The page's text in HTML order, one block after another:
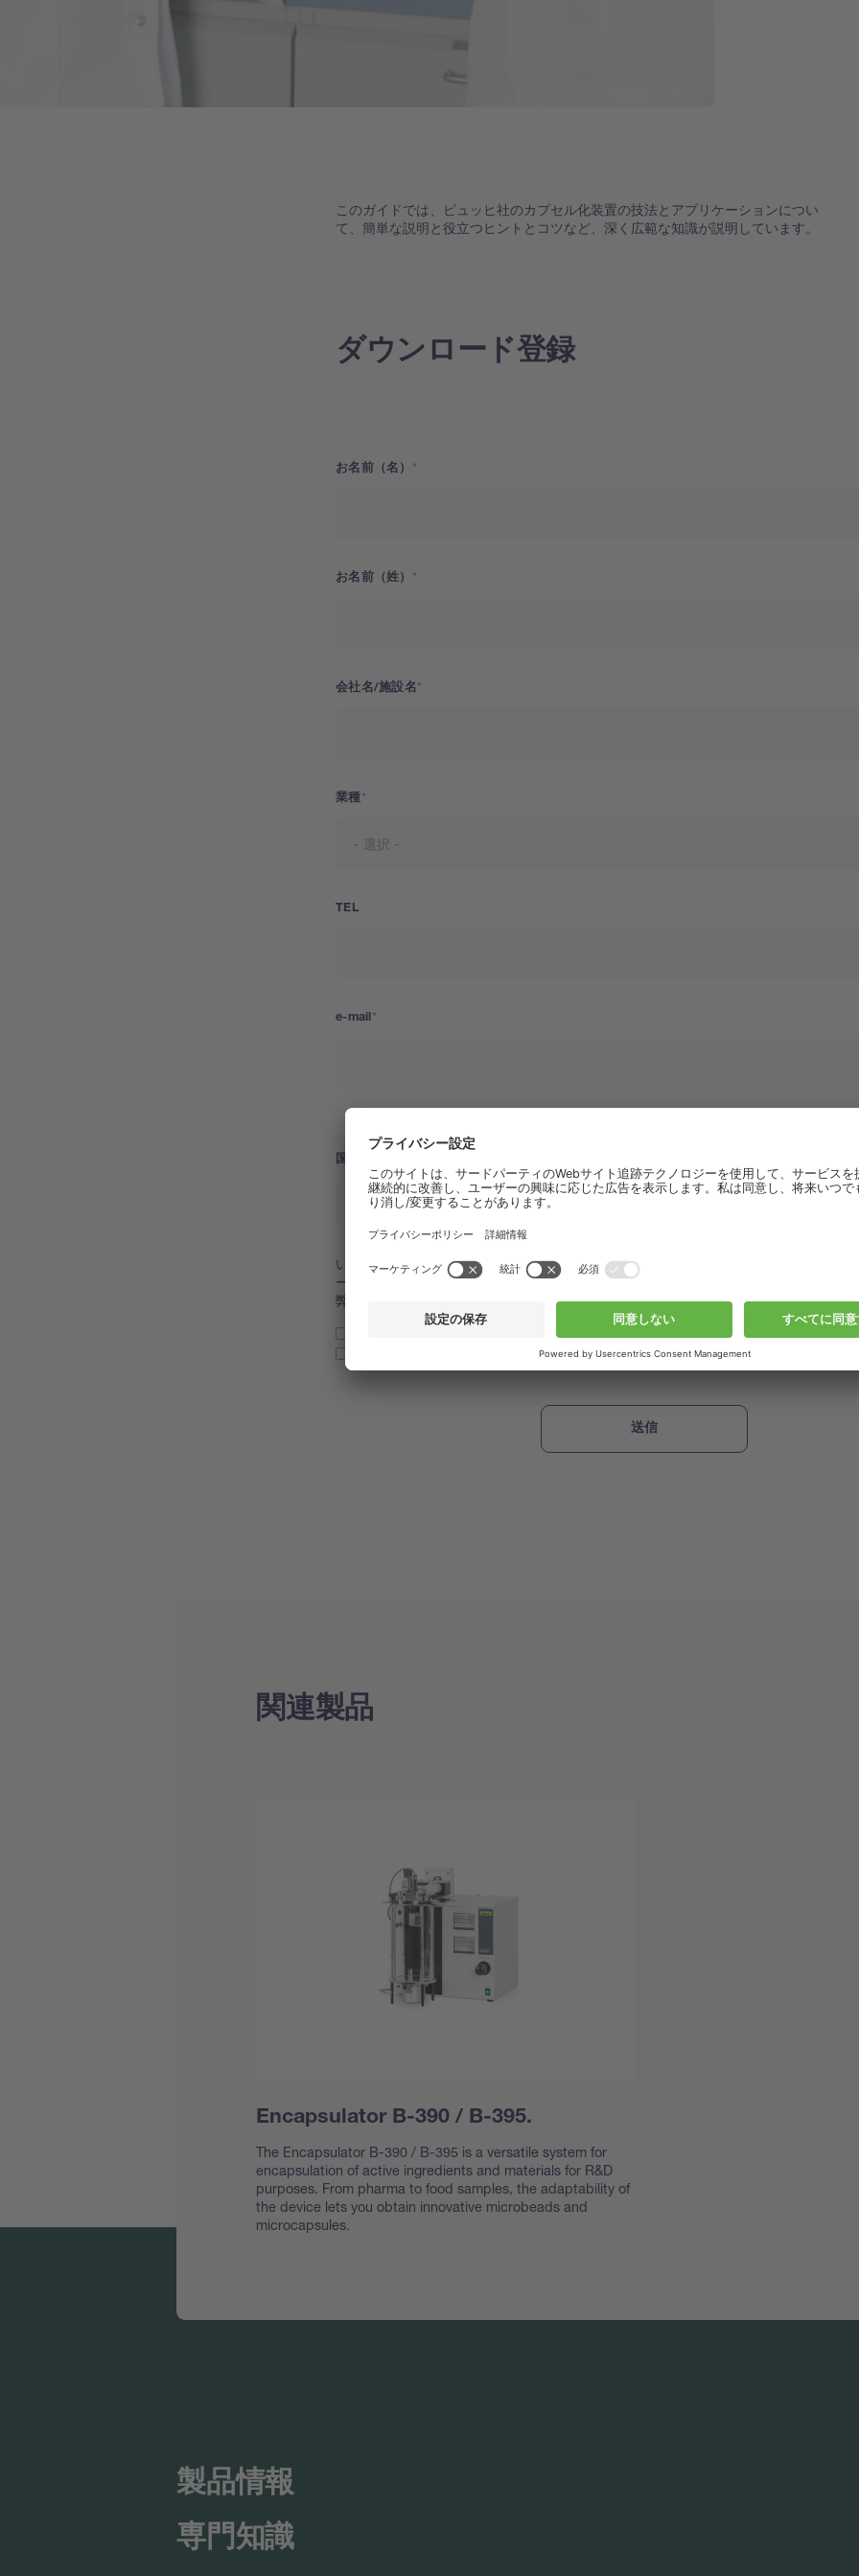
このガイドでは、ビュッヒ社のカプセル化装置の技法とアプリケーションについ
て、簡単な説明と役立つヒントとコツなど、深く広範な知識が説明しています。
ダウンロード登録
お名前（名）
お名前（姓）
会社名/施設名
業種
TEL
e-mail
国
国
いただいた個人情報は、お問い合わせへの対応や今後のビュッヒからのご案内（アプ
ート、ガイドブック、ウェビナーやセミナーのご案内など）についてのみ使用させて
弊社の個人情報に関する取り扱いについては当社のプライバシーポリシーをご確認く
個人情報の取扱について同意する。
今後、ビュッヒより案内の送付を希望する。
関連製品
Encapsulator B-390 / B-395.
The Encapsulator B-390 / B-395 is a versatile system for
encapsulation of active ingredients and materials for R&D
purposes. From pharma to food samples, the adaptability of
the device lets you obtain innovative microbeads and
microcapsules.
製品情報
専門知識